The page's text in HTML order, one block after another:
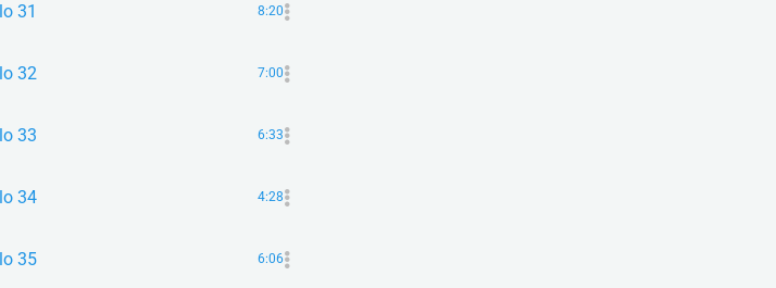
31 8:20
32 7:00
33 6:33
34 4:28
35 6:06